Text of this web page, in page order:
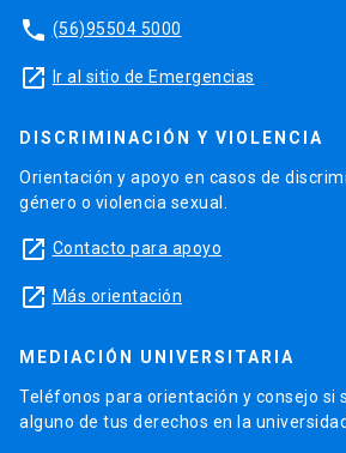
phone (56)95504 5000
launch Ir al sitio de Emergencias
DISCRIMINACIÓN Y VIOLENCIA
Orientación y apoyo en casos de
género o violencia sexual.
launch Contacto para apoyo
launch Más orientación
MEDIACIÓN UNIVERSITARIA
Teléfonos para orientación y consejo si
alguno de tus derechos en la